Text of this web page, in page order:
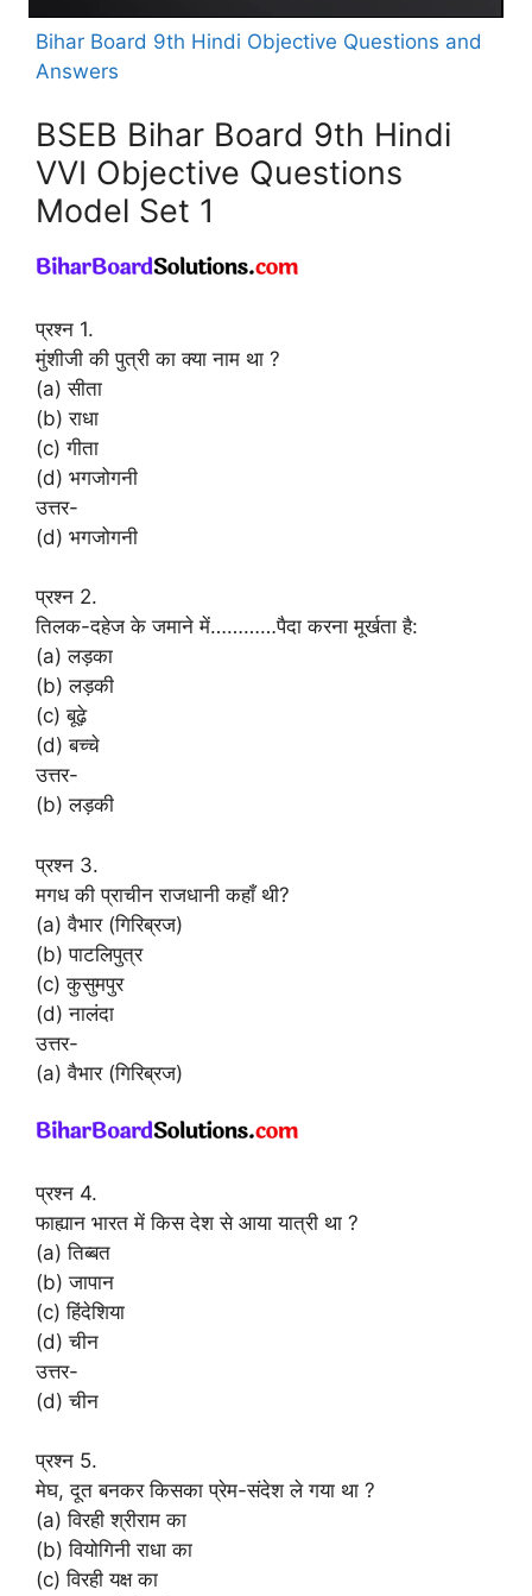
Bihar Board 9th Hindi Objective Questions and
Answers
BSEB Bihar Board 9th Hindi
VVI Objective Questions
Model Set 1
प्रश्न 1.
मुंशीजी की पुत्री का क्या नाम था ?
(a) सीता
(b) राधा
(c) गीता
(d) भगजोगनी
उत्तर-
(d) भगजोगनी
प्रश्न 2.
तिलक-दहेज के जमाने में…………पैदा करना मूर्खता है:
(a) लड़का
(b) लड़की
(c) बूढ़े
(d) बच्चे
उत्तर-
(b) लड़की
प्रश्न 3.
मगध की प्राचीन राजधानी कहाँ थी?
(a) वैभार (गिरिब्रज)
(b) पाटलिपुत्र
(c) कुसुमपुर
(d) नालंदा
उत्तर-
(a) वैभार (गिरिब्रज)
प्रश्न 4.
फाह्यान भारत में किस देश से आया यात्री था ?
(a) तिब्बत
(b) जापान
(c) हिंदेशिया
(d) चीन
उत्तर-
(d) चीन
प्रश्न 5.
मेघ, दूत बनकर किसका प्रेम-संदेश ले गया था ?
(a) विरही श्रीराम का
(b) वियोगिनी राधा का
(c) विरही यक्ष का